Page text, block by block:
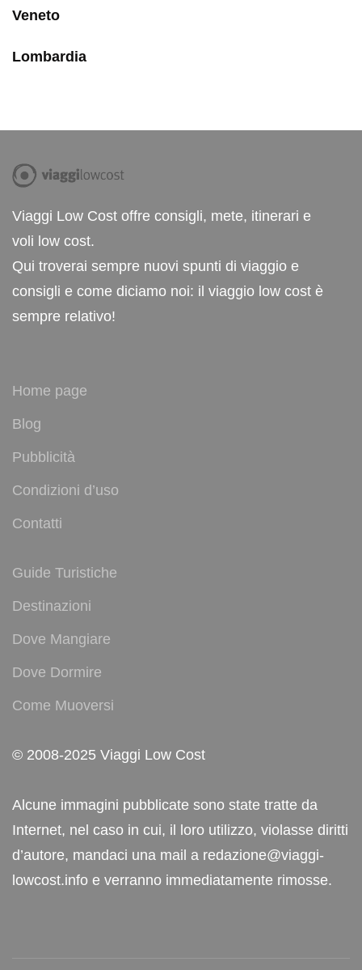
Veneto
Lombardia
Viaggi Low Cost offre consigli, mete, itinerari e
voli low cost.
Qui troverai sempre nuovi spunti di viaggio e
consigli e come diciamo noi: il viaggio low cost è
sempre relativo!
Home page
Blog
Pubblicità
Condizioni d’uso
Contatti
Guide Turistiche
Destinazioni
Dove Mangiare
Dove Dormire
Come Muoversi
© 2008-2025 Viaggi Low Cost
Alcune immagini pubblicate sono state tratte da
Internet, nel caso in cui, il loro utilizzo, violasse diritti
d’autore, mandaci una mail a redazione@viaggi-
lowcost.info e verranno immediatamente rimosse.